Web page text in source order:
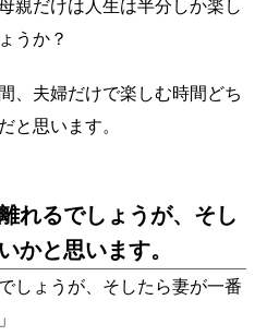
親だけは人生は半分しか楽し
うか？
、夫婦だけで楽しむ時間どち
と思います。
れるでしょうが、そし
かと思います。
しょうが、そしたら妻が一番